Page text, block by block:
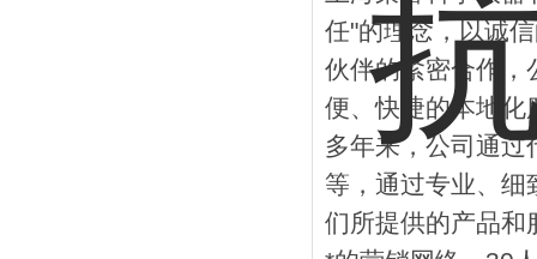
任"的理念，以诚
伙伴的紧密合作，
便、快捷的本地化
多年来，公司通
等，通过专业、细
们所提供的产品和